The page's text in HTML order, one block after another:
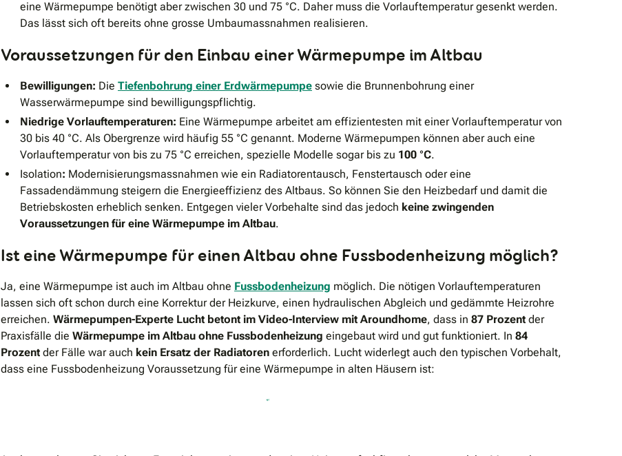
eine Wärmepumpe benötigt aber zwischen 30 und 75 °C. Daher muss die Vorlauftemperatur gesenkt werden.
Das lässt sich oft bereits ohne grosse Umbaumassnahmen realisieren.
Voraussetzungen für den Einbau einer Wärmepumpe im Altbau
Bewilligungen: Die Tiefenbohrung einer Erdwärmepumpe sowie die Brunnenbohrung einer
Wasserwärmepumpe sind bewilligungspflichtig.
Niedrige Vorlauftemperaturen: Eine Wärmepumpe arbeitet am effizientesten mit einer Vorlauftemperatur von
30 bis 40 °C. Als Obergrenze wird häufig 55 °C genannt. Moderne Wärmepumpen können aber auch eine
Vorlauftemperatur von bis zu 75 °C erreichen, spezielle Modelle sogar bis zu 100 °C.
Isolation: Modernisierungsmassnahmen wie ein Radiatorentausch, Fenstertausch oder eine
Fassadendämmung steigern die Energieeffizienz des Altbaus. So können Sie den Heizbedarf und damit die
Betriebskosten erheblich senken. Entgegen vieler Vorbehalte sind das jedoch keine zwingenden
Voraussetzungen für eine Wärmepumpe im Altbau.
Ist eine Wärmepumpe für einen Altbau ohne Fussbodenheizung möglich?
Ja, eine Wärmepumpe ist auch im Altbau ohne Fussbodenheizung möglich. Die nötigen Vorlauftemperaturen
lassen sich oft schon durch eine Korrektur der Heizkurve, einen hydraulischen Abgleich und gedämmte Heizrohre
erreichen. Wärmepumpen-Experte Lucht betont im Video-Interview mit Aroundhome, dass in 87 Prozent der
Praxisfälle die Wärmepumpe im Altbau ohne Fussbodenheizung eingebaut wird und gut funktioniert. In 84
Prozent der Fälle war auch kein Ersatz der Radiatoren erforderlich. Lucht widerlegt auch den typischen Vorbehalt,
dass eine Fussbodenheizung Voraussetzung für eine Wärmepumpe in alten Häusern ist: